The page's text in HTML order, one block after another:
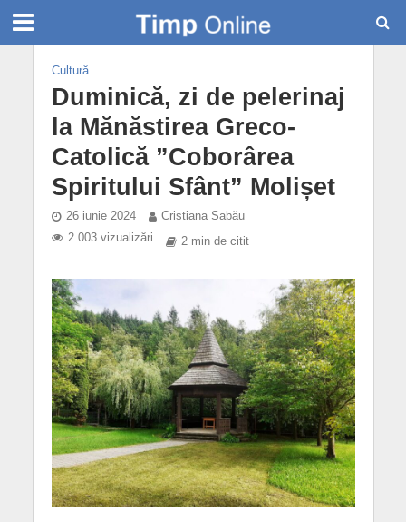
Cultură
Duminică, zi de pelerinaj
la Mănăstirea Greco-
Catolică ”Coborârea
Spiritului Sfânt” Molișet
26 iunie 2024
Cristiana Sabău
2.003 vizualizări
2 min de citit